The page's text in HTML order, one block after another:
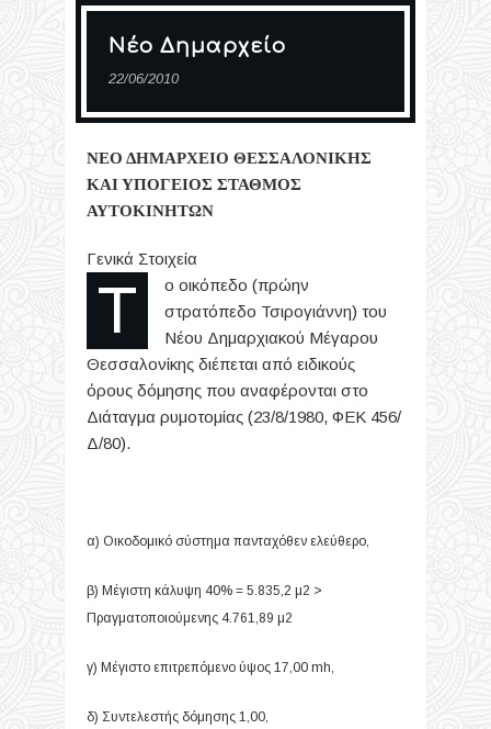
Νέο Δημαρχείο
22/06/2010
ΝΕΟ ΔΗΜΑΡΧΕΙΟ ΘΕΣΣΑΛΟΝΙΚΗΣ
ΚΑΙ ΥΠΟΓΕΙΟΣ ΣΤΑΘΜΟΣ
ΑΥΤΟΚΙΝΗΤΩΝ
Γενικά Στοιχεία
Το οικόπεδο (πρώην
στρατόπεδο Τσιρογιάννη) του
Νέου Δημαρχιακού Μέγαρου
Θεσσαλονίκης διέπεται από ειδικούς
όρους δόμησης που αναφέρονται στο
Διάταγμα ρυμοτομίας (23/8/1980, ΦΕΚ 456/
Δ/80).
α) Οικοδομικό σύστημα πανταχόθεν ελεύθερο,
β) Μέγιστη κάλυψη 40% = 5.835,2 μ2 >
Πραγματοποιούμενης 4.761,89 μ2
γ) Μέγιστο επιτρεπόμενο ύψος 17,00 mh,
δ) Συντελεστής δόμησης 1,00,